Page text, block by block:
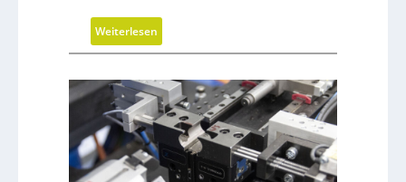
ö
e
r
e
n
D
Weiterlesen
M
t
h
o
d
e